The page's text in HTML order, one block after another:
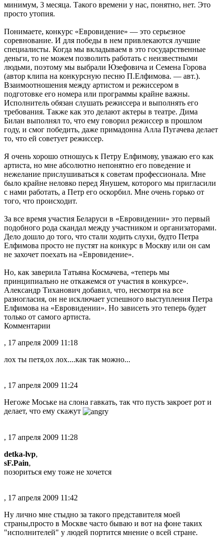
минимум, 3 месяца. Такого времени у нас, понятно, нет. Это
просто утопия.
Понимаете, конкурс «Евровидение» — это серьезное
соревнование. И для победы в нем привлекаются лучшие
специалисты. Когда мы вкладываем в это государственные
деньги, то не можем позволить работать с неизвестными
людьми, поэтому мы выбрали Юзефовича и Семена Горова
(автор клипа на конкурсную песню П.Елфимова. — авт.).
Взаимоотношения между артистом и режиссером в
подготовке его номера или программы крайне важны.
Исполнитель обязан слушать режиссера и выполнять его
требования. Также как это делают актеры в театре. Дима
Билан выполнял то, что ему говорил режиссер в прошлом
году, и смог победить, даже примадонна Алла Пугачева делает
то, что ей советует режиссер.
Я очень хорошо отношусь к Петру Елфимову, уважаю его как
артиста, но мне абсолютно непонятно его поведение и
нежелание прислушиваться к советам профессионала. Мне
было крайне неловко перед Янушем, которого мы пригласили
с нами работать, а Петр его оскорбил. Мне очень горько от
того, что происходит.
За все время участия Беларуси в «Евровидении» это первый
подобного рода скандал между участником и организаторами.
Дело дошло до того, что стали ходить слухи, будто Петра
Елфимова просто не пустят на конкурс в Москву или он сам
не захочет поехать на «Евровидение».
Но, как заверила Татьяна Космачева, «теперь мы
принципиально не откажемся от участия в конкурсе».
Александр Тиханович добавил, что, несмотря на все
разногласия, он не исключает успешного выступления Петра
Елфимова на «Евровидении». Но зависеть это теперь будет
только от самого артиста.
Комментарии
, 17 апреля 2009 11:18
лох ты петя,ох лох....как так можно...
, 17 апреля 2009 11:24
Негоже Моське на слона гавкать, так что пусть закроет рот и
делает, что ему скажут
, 17 апреля 2009 11:28
detka-lvp,
sF.Pain,
позориться ему тоже не хочется
, 17 апреля 2009 11:42
Ну лично мне стыдно за такого представителя моей
страны,просто в Москве часто бываю и вот на фоне таких
"исполнителей" у людей портится мнение о всей стране.